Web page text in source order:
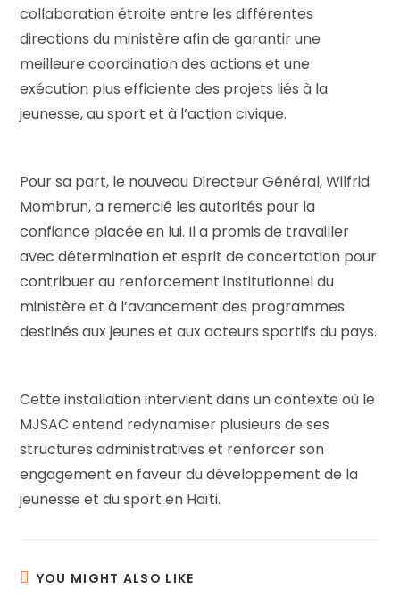
collaboration étroite entre les différentes
directions du ministère afin de garantir une
meilleure coordination des actions et une
exécution plus efficiente des projets liés à la
jeunesse, au sport et à l’action civique.
Pour sa part, le nouveau Directeur Général, Wilfrid
Mombrun, a remercié les autorités pour la
confiance placée en lui. Il a promis de travailler
avec détermination et esprit de concertation pour
contribuer au renforcement institutionnel du
ministère et à l’avancement des programmes
destinés aux jeunes et aux acteurs sportifs du pays.
Cette installation intervient dans un contexte où le
MJSAC entend redynamiser plusieurs de ses
structures administratives et renforcer son
engagement en faveur du développement de la
jeunesse et du sport en Haïti.
YOU MIGHT ALSO LIKE